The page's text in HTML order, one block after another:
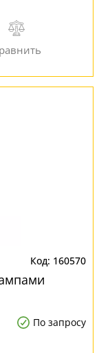
160570
По запросу